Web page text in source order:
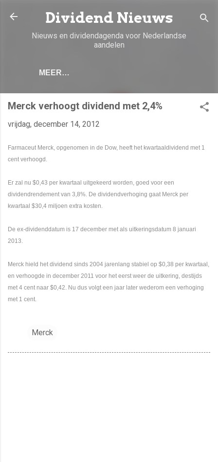
Doorgaan naar hoofdcontent
Dividend Nieuws
Nieuws en dividendagenda voor Nederlandse
aandelen
MEER…
Merck verhoogt dividend met 2,4%
vrijdag, december 14, 2012
Farmaceut Merck, opgenomen in de Dow, heeft het kwartaaldividend met 1
cent verhoogd.
Er zal nu $0,43 per kwartaal uitgekeerd worden, goed voor een
dividendrendement van 3,8%. De dividendverhoging gaat Merck per
kwartaal $30,4 miljoen extra kosten.
De ex-dividenddatum is 17 december met als uitkeringsdatum 8 januari
2013.
Merck hield het dividend sinds 2004 jarenlang stabiel op $0,38 per kwartaal,
en verhoogde in december 2011 voor het eerst weer de uitkering, destijds
met 4 cent naar $0,42. Nu dus volgt een jaar later wederom een verhoging
met 1 cent.
Merck